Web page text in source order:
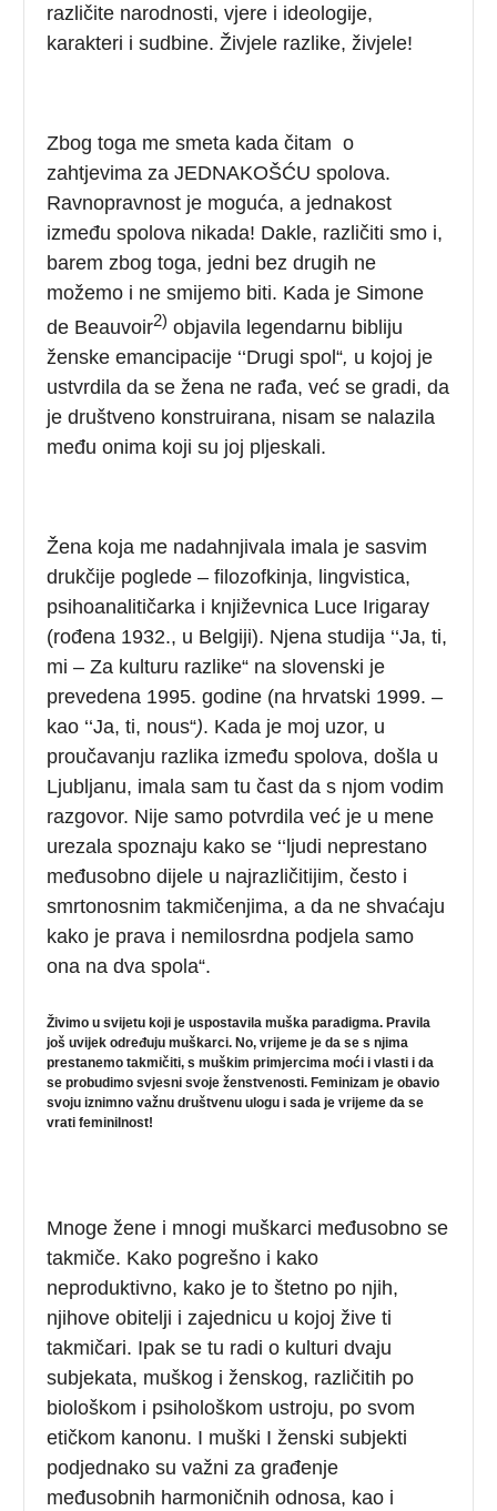
različite narodnosti, vjere i ideologije,
karakteri i sudbine. Živjele razlike, živjele!
Zbog toga me smeta kada čitam o
zahtjevima za JEDNAKOŠĆU spolova.
Ravnopravnost je moguća, a jednakost
između spolova nikada! Dakle, različiti smo i,
barem zbog toga, jedni bez drugih ne
možemo i ne smijemo biti. Kada je Simone
de Beauvoir2) objavila legendarnu bibliju
ženske emancipacije ‘‘Drugi spol“, u kojoj je
ustvrdila da se žena ne rađa, već se gradi, da
je društveno konstruirana, nisam se nalazila
među onima koji su joj pljeskali.
Žena koja me nadahnjivala imala je sasvim
drukčije poglede – filozofkinja, lingvistica,
psihoanalitičarka i književnica Luce Irigaray
(rođena 1932., u Belgiji). Njena studija ‘‘Ja, ti,
mi – Za kulturu razlike“ na slovenski je
prevedena 1995. godine (na hrvatski 1999. –
kao ‘‘Ja, ti, nous“). Kada je moj uzor, u
proučavanju razlika između spolova, došla u
Ljubljanu, imala sam tu čast da s njom vodim
razgovor. Nije samo potvrdila već je u mene
urezala spoznaju kako se ‘‘ljudi neprestano
međusobno dijele u najrazličitijim, često i
smrtonosnim takmičenjima, a da ne shvaćaju
kako je prava i nemilosrdna podjela samo
ona na dva spola“.
Živimo u svijetu koji je uspostavila muška paradigma. Pravila
još uvijek određuju muškarci. No, vrijeme je da se s njima
prestanemo takmičiti, s muškim primjercima moći i vlasti i da
se probudimo svjesni svoje ženstvenosti. Feminizam je obavio
svoju iznimno važnu društvenu ulogu i sada je vrijeme da se
vrati feminilnost!
Mnoge žene i mnogi muškarci međusobno se
takmiče. Kako pogrešno i kako
neproduktivno, kako je to štetno po njih,
njihove obitelji i zajednicu u kojoj žive ti
takmičari. Ipak se tu radi o kulturi dvaju
subjekata, muškog i ženskog, različitih po
biološkom i psihološkom ustroju, po svom
etičkom kanonu. I muški I ženski subjekti
podjednako su važni za građenje
međusobnih harmoničnih odnosa, kao i